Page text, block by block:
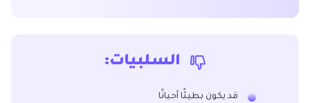
السلبيات:
قد يكون بطيئًا أحيانًا